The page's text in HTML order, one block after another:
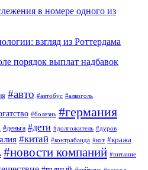
в номере одного из
взгляд из Роттердама
порядок выплат надбавок
#авто #автобус #алкоголь
#болезнь #германия
#деньга #дети #долгожитель #дуров
#китай #контрабанда #кот #кража
#новости компаний #питание